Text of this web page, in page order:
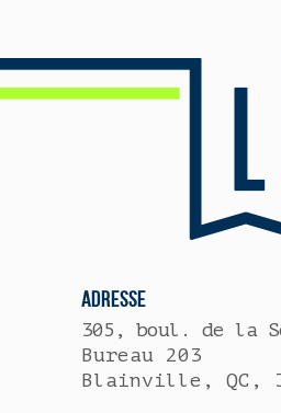
ADRESSE
305, boul. de la
Bureau 203
Blainville, QC,